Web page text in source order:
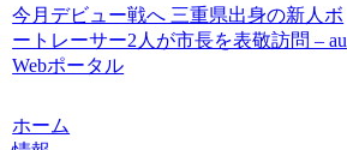
今月デビュー戦へ 三重県出身の新人ボ
ートレーサー2人が市長を表敬訪問 – au
Webポータル
ホーム